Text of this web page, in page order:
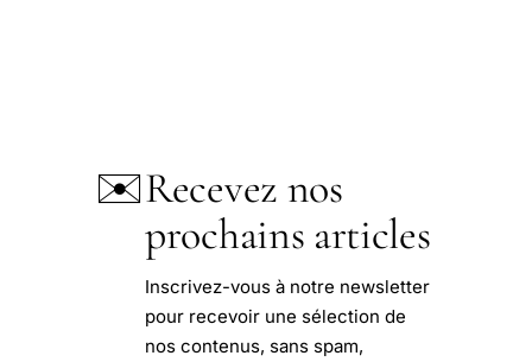
✉️Recevez nos
prochains articles
Inscrivez-vous à notre newsletter
pour recevoir une sélection de
nos contenus, sans spam,